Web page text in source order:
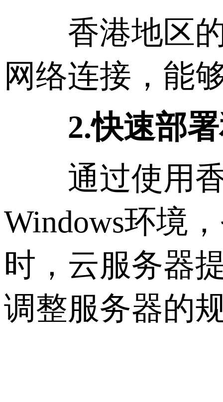
香港地区的
网络连接，能
2.快速部
通过使用香
Windows环境
时，云服务器
调整服务器的